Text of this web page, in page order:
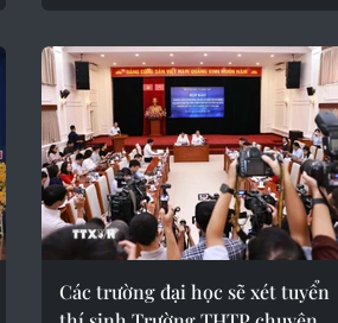
Các trường đại học sẽ xét tuyển